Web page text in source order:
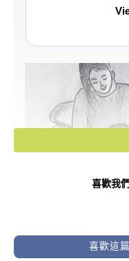
喜歡我
喜歡這